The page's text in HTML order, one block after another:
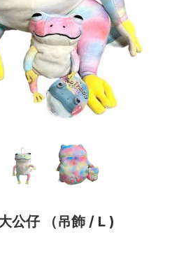
公仔 （吊飾 / L )